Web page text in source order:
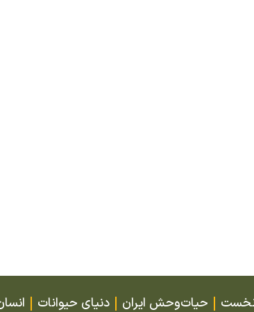
حیات‌وحش ایران دنیای حیوانات